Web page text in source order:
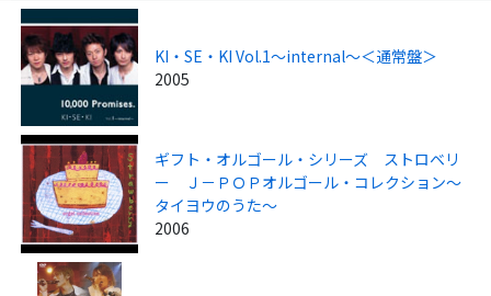
KI・SE・KI Vol.1～internal～＜通常盤＞
2005
ギフト・オルゴール・シリーズ ストロベリ
ー Ｊ－ＰＯＰオルゴール・コレクション～
タイヨウのうた～
2006